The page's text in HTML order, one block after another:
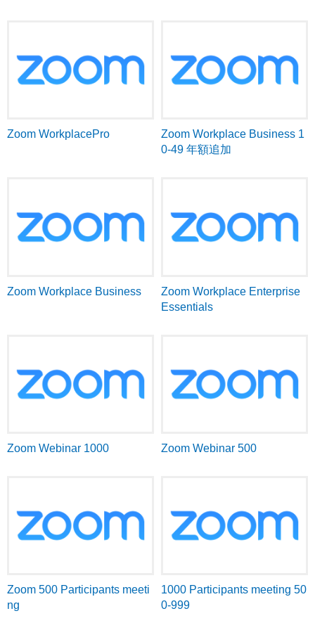
Zoom WorkplacePro
Zoom Workplace Business 1
0-49 年額追加
Zoom Workplace Business
Zoom Workplace Enterprise
Essentials
Zoom Webinar 1000 Zoom Webinar 500
Zoom 500 Participants meeti
ng
1000 Participants meeting 50
0-999